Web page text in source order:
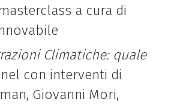
a cura di
Climatiche: quale
con interventi di
Giovanni Mori,